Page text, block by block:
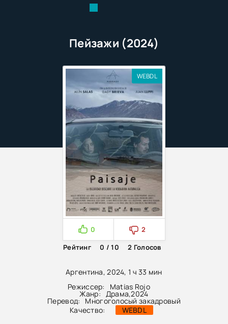
Пейзажи (2024)
Аргентина, 2024, 1 ч 33 мин
Режиссер:
Matías Rojo
Жанр: Драма,2024
Перевод:
Многоголосый закадровый
Качество:
WEBDL
WEBDL
0
2
Рейтинг
0 / 10 2 Голосов